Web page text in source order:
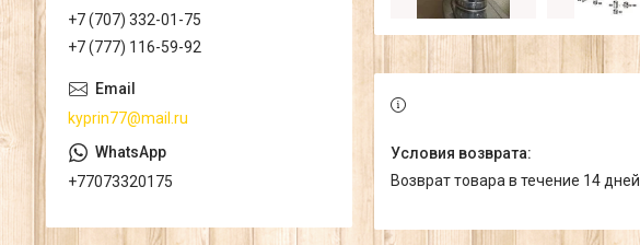
возврат товара в течение 14 дней
+7 (707) 332-01-75
+7 (777) 116-59-92
kyprin77@mail.ru
+77073320175